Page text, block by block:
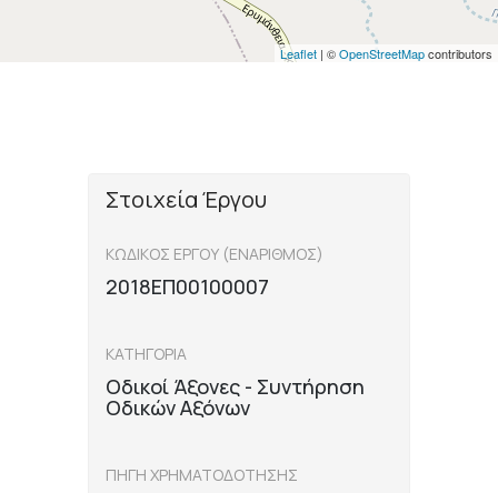
Leaflet | ©OpenStreetMapcontributors
Στοιχεία Έργου
ΚΩΔΙΚΟΣ ΕΡΓΟΥ (ΕΝΑΡΙΘΜΟΣ)
2018ΕΠ00100007
ΚΑΤΗΓΟΡΙΑ
Οδικοί Άξονες - Συντήρηση
Οδικών Αξόνων
ΠΗΓΗ ΧΡΗΜΑΤΟΔΟΤΗΣΗΣ